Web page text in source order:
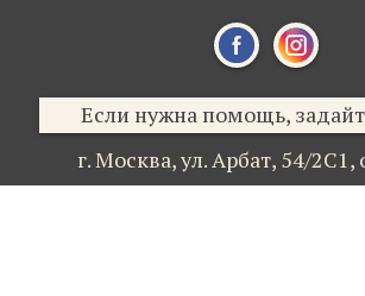
Если нужна помощь,
г. Москва,ул. Арбат, 54/2С1,